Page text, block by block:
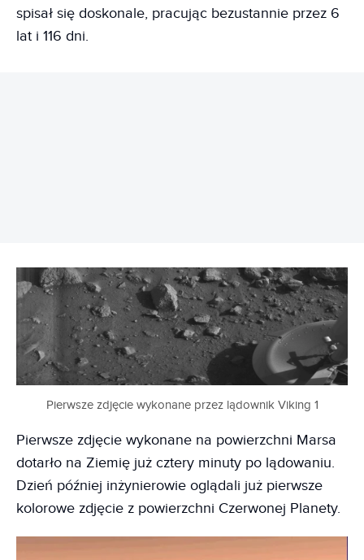
spisał się doskonale, pracując bezustannie przez 6
lat i 116 dni.
Pierwsze zdjęcie wykonane przez lądownik Viking 1
Pierwsze zdjęcie wykonane na powierzchni Marsa
dotarło na Ziemię już cztery minuty po lądowaniu.
Dzień później inżynierowie oglądali już pierwsze
kolorowe zdjęcie z powierzchni Czerwonej Planety.